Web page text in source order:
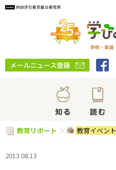
教育リポート 教育イベン
2013.08.13